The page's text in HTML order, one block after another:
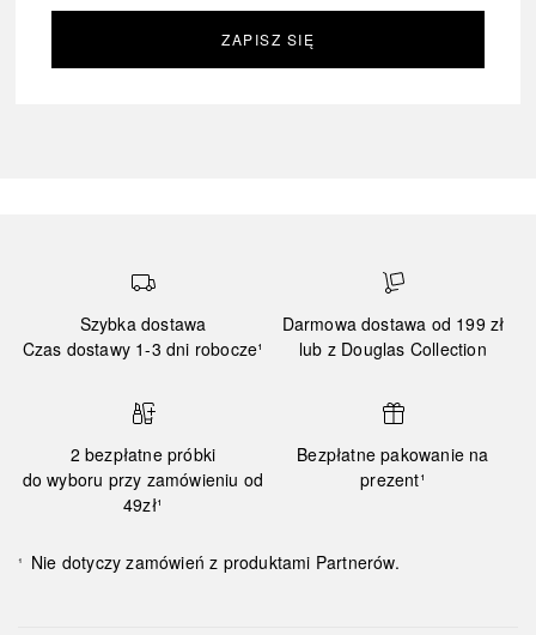
ZAPISZ SIĘ
Szybka dostawa
Czas dostawy 1-3 dni robocze¹
Darmowa dostawa od 199 zł
lub z Douglas Collection
2 bezpłatne próbki
do wyboru przy zamówieniu od
49zł¹
Bezpłatne pakowanie na
prezent¹
¹ Nie dotyczy zamówień z produktami Partnerów.